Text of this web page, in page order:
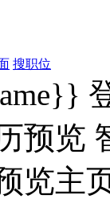
搜职位
预览
览主